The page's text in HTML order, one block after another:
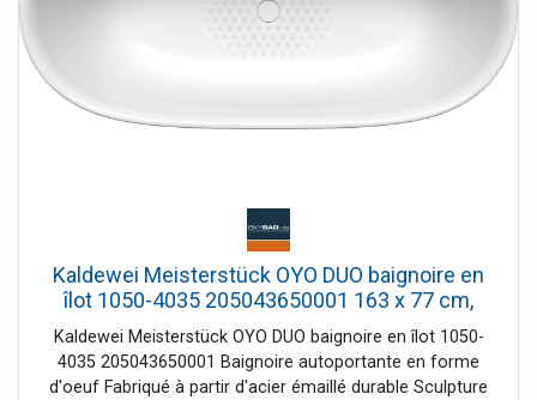
Kaldewei Meisterstück OYO DUO baignoire en
îlot 1050-4035 205043650001 163 x 77 cm,
sans trop-plein, blanc alpin
Kaldewei Meisterstück OYO DUO baignoire en îlot 1050-
4035 205043650001 Baignoire autoportante en forme
d'oeuf Fabriqué à partir d'acier émaillé durable Sculpture